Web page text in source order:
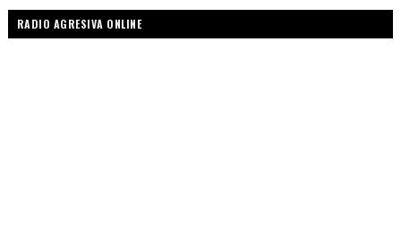
RADIO AGRESIVA ONLINE